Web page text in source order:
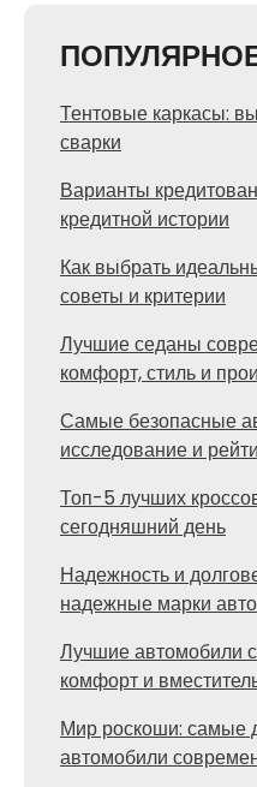
Тентовые каркасы:
сварки
Варианты
кредитной истории
Как выбрать
советы и критерии
Лучшие седаны
комфорт, стиль и
Самые безопасные
исследование и
Топ-5 лучших
сегодняшний день
Надежность и
надежные марки
Лучшие автомобили
комфорт и
Мир роскоши: самые
автомобили